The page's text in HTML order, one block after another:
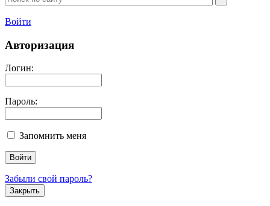
Войти
Авторизация
Логин:
Пароль:
Запомнить меня
Забыли свой пароль?
Закрыть